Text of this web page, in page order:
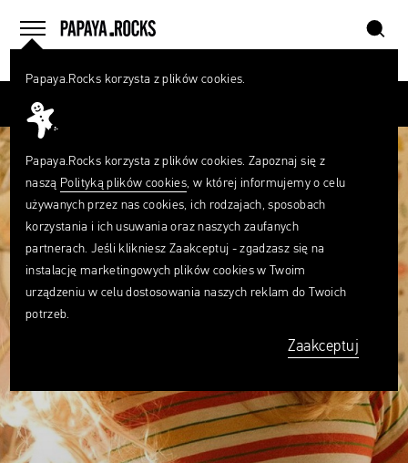
menu
home szukaj
Papaya.Rocks korzysta z plików cookies.
Papaya.Rocks korzysta z plików cookies. Zapoznaj się z
naszą Polityką plików cookies, w której informujemy o celu
używanych przez nas cookies, ich rodzajach, sposobach
korzystania i ich usuwania oraz naszych zaufanych
partnerach. Jeśli klikniesz Zaakceptuj - zgadzasz się na
instalację marketingowych plików cookies w Twoim
urządzeniu w celu dostosowania naszych reklam do Twoich
potrzeb.
Zaakceptuj
Czego
szukasz?